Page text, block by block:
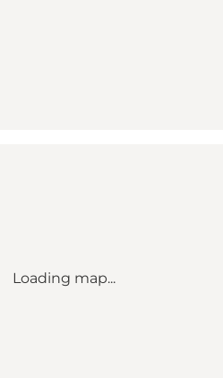
Loading map...